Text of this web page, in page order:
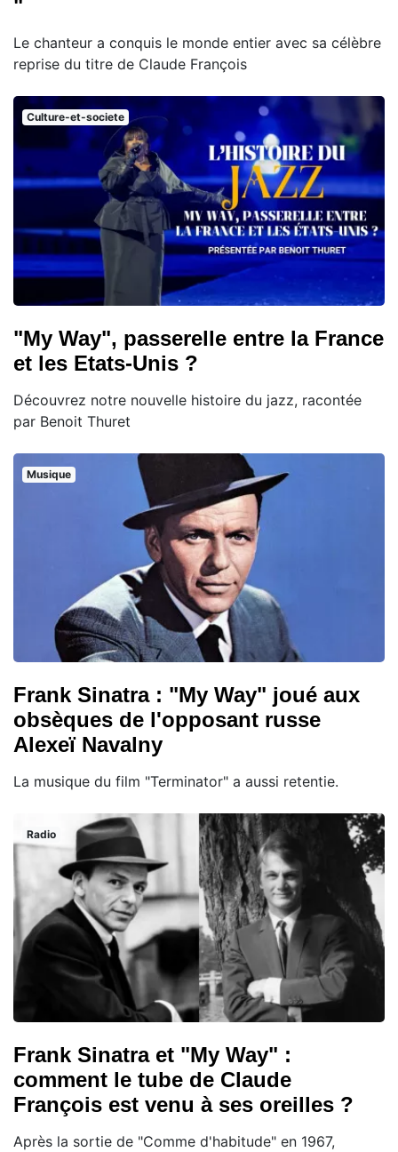
"
Le chanteur a conquis le monde entier avec sa célèbre
reprise du titre de Claude François
Culture-et-societe
"My Way", passerelle entre la France
et les Etats-Unis ?
Découvrez notre nouvelle histoire du jazz, racontée
par Benoit Thuret
Musique
Frank Sinatra : "My Way" joué aux
obsèques de l'opposant russe
Alexeï Navalny
La musique du film "Terminator" a aussi retentie.
Radio
Frank Sinatra et "My Way" :
comment le tube de Claude
François est venu à ses oreilles ?
Après la sortie de "Comme d'habitude" en 1967,